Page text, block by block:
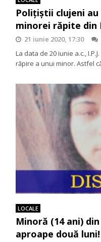
Polițiștii clujeni
minorei răpite din
21 iunie 2020, 17:30
La data de 20 iunie a.c.,
răpire a unui minor. Astfel
LOCALE
Minoră (14 ani)
aproape două